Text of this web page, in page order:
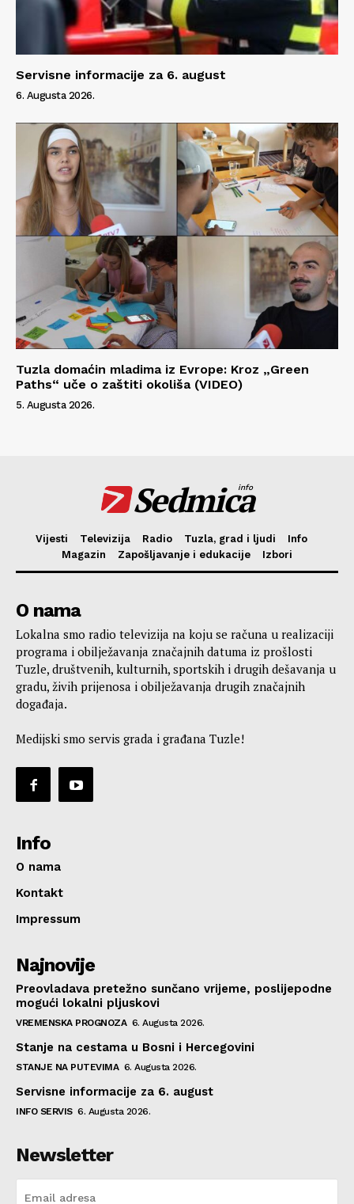
Servisne informacije za 6. august
6. Augusta 2026.
Tuzla domaćin mladima iz Evrope: Kroz „Green
Paths“ uče o zaštiti okoliša (VIDEO)
5. Augusta 2026.
Sedmica
info
Vijesti Televizija Radio Tuzla, grad i ljudi
Info
Magazin
Zapošljavanje i edukacije Izbori
O nama
Lokalna smo radio televizija na koju se računa u realizaciji
programa i obilježavanja značajnih datuma iz prošlosti
Tuzle, društvenih, kulturnih, sportskih i drugih dešavanja u
gradu, živih prijenosa i obilježavanja drugih značajnih
događaja.
Medijski smo servis grada i građana Tuzle!
Info
O nama
Kontakt
Impressum
Najnovije
Preovladava pretežno sunčano vrijeme, poslijepodne
mogući lokalni pljuskovi
VREMENSKA PROGNOZA 6. Augusta 2026.
Stanje na cestama u Bosni i Hercegovini
STANJE NA PUTEVIMA 6. Augusta 2026.
Servisne informacije za 6. august
INFO SERVIS 6. Augusta 2026.
Newsletter